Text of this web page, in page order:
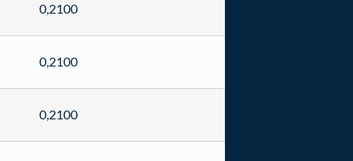
0,2100
0,2100
0,2100